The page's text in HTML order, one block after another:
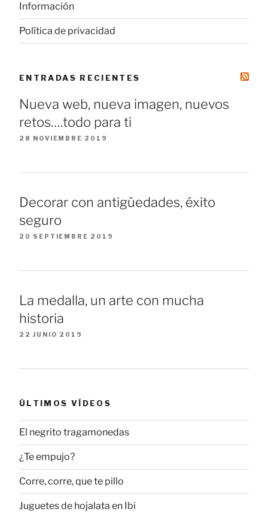
Información
Política de privacidad
ENTRADAS RECIENTES
Nueva web, nueva imagen, nuevos
retos….todo para ti
28 NOVIEMBRE 2019
Decorar con antigüedades, éxito
seguro
20 SEPTIEMBRE 2019
La medalla, un arte con mucha
historia
22 JUNIO 2019
ÚLTIMOS VÍDEOS
El negrito tragamonedas
¿Te empujo?
Corre, corre, que te pillo
Juguetes de hojalata en Ibi